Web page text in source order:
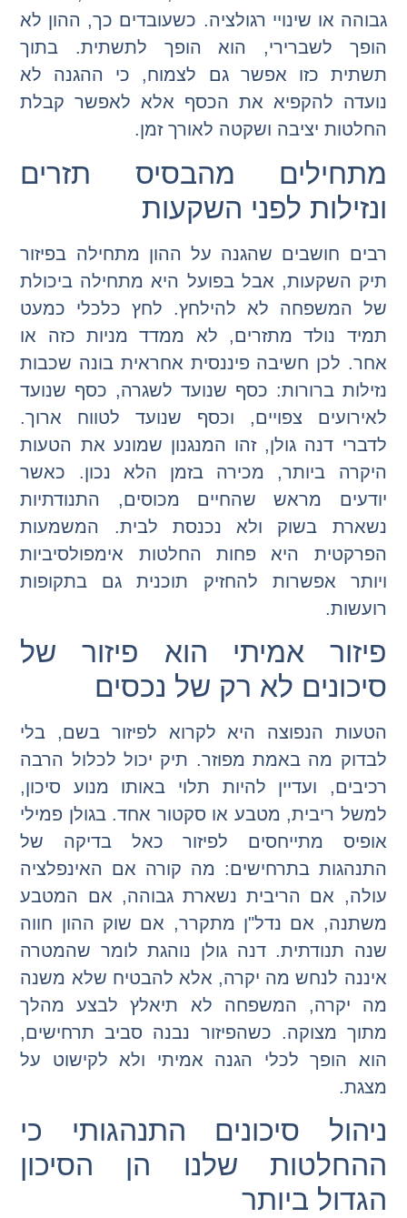
גבוהה או שינויי רגולציה. כשעובדים כך, ההון לא
הופך לשברירי, הוא הופך לתשתית. בתוך
תשתית כזו אפשר גם לצמוח, כי ההגנה לא
נועדה להקפיא את הכסף אלא לאפשר קבלת
החלטות יציבה ושקטה לאורך זמן.
מתחילים מהבסיס תזרים
ונזילות לפני השקעות
רבים חושבים שהגנה על ההון מתחילה בפיזור
תיק השקעות, אבל בפועל היא מתחילה ביכולת
של המשפחה לא להילחץ. לחץ כלכלי כמעט
תמיד נולד מתזרים, לא ממדד מניות כזה או
אחר. לכן חשיבה פיננסית אחראית בונה שכבות
נזילות ברורות: כסף שנועד לשגרה, כסף שנועד
לאירועים צפויים, וכסף שנועד לטווח ארוך.
לדברי דנה גולן, זהו המנגנון שמונע את הטעות
היקרה ביותר, מכירה בזמן הלא נכון. כאשר
יודעים מראש שהחיים מכוסים, התנודתיות
נשארת בשוק ולא נכנסת לבית. המשמעות
הפרקטית היא פחות החלטות אימפולסיביות
ויותר אפשרות להחזיק תוכנית גם בתקופות
רועשות.
פיזור אמיתי הוא פיזור של
סיכונים לא רק של נכסים
הטעות הנפוצה היא לקרוא לפיזור בשם, בלי
לבדוק מה באמת מפוזר. תיק יכול לכלול הרבה
רכיבים, ועדיין להיות תלוי באותו מנוע סיכון,
למשל ריבית, מטבע או סקטור אחד. בגולן פמילי
אופיס מתייחסים לפיזור כאל בדיקה של
התנהגות בתרחישים: מה קורה אם האינפלציה
עולה, אם הריבית נשארת גבוהה, אם המטבע
משתנה, אם נדל"ן מתקרר, אם שוק ההון חווה
שנה תנודתית. דנה גולן נוהגת לומר שהמטרה
איננה לנחש מה יקרה, אלא להבטיח שלא משנה
מה יקרה, המשפחה לא תיאלץ לבצע מהלך
מתוך מצוקה. כשהפיזור נבנה סביב תרחישים,
הוא הופך לכלי הגנה אמיתי ולא לקישוט על
מצגת.
ניהול סיכונים התנהגותי כי
ההחלטות שלנו הן הסיכון
הגדול ביותר